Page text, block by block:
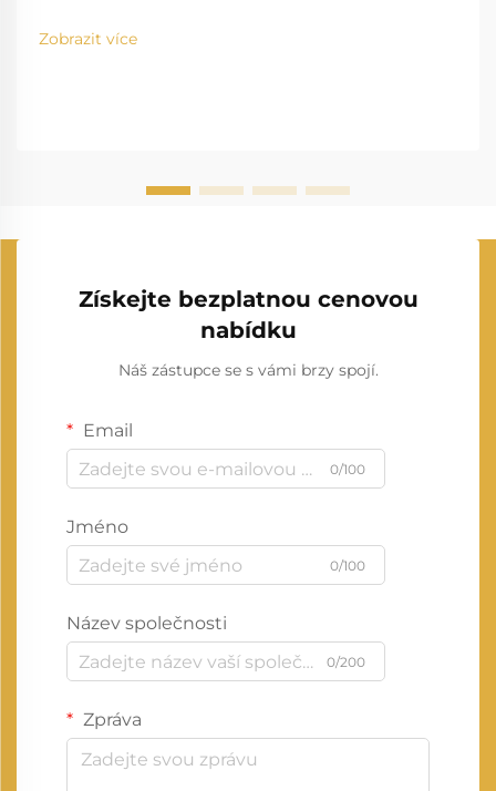
Zobrazit více
Získejte bezplatnou cenovou
nabídku
Náš zástupce se s vámi brzy spojí.
Email
0/100
Jméno
0/100
Název společnosti
0/200
Zpráva